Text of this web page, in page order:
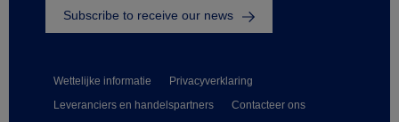
Wettelijke informatie
Privacyverklaring
Leveranciers en handelspartners
Contacteer ons
Subscribe to receive our news